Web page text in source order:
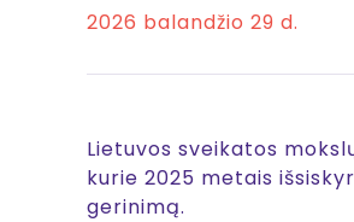
2026 balandžio 29 d.
Lietuvos sveikatos
kurie 2025 metais
gerinimą.